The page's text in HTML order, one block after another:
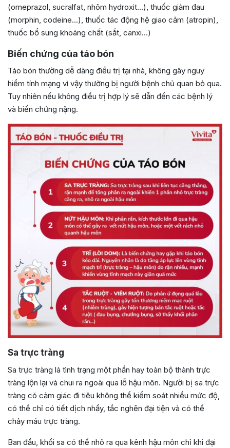
(omeprazol, sucralfat, nhôm hydroxit…), thuốc giảm đau
(morphin, codeine…), thuốc tác động hệ giao cảm (atropin),
thuốc bổ sung khoáng chất (sắt, canxi…)
Biến chứng của táo bón
Táo bón thường dễ dàng điều trị tại nhà, không gây nguy
hiểm tính mạng vì vậy thường bị người bệnh chủ quan bỏ qua.
Tuy nhiên nếu không điều trị hợp lý sẽ dẫn đến các bệnh lý
và biến chứng nặng.
Sa trực tràng
Sa trực tràng là tình trạng một phần hay toàn bộ thành trực
tràng lộn lại và chui ra ngoài qua lỗ hậu môn. Người bị sa trực
tràng có cảm giác đi tiêu không thể kiểm soát nhiều mức độ,
có thể chỉ có tiết dịch nhầy, tắc nghẽn đại tiện và có thể
chảy máu trực tràng.
Ban đầu, khối sa có thể nhô ra qua kênh hậu môn chỉ khi đại